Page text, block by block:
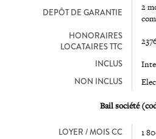
DEPÔT DE GARANTIE
2
HONORAIRES
LOCATAIRES TTC
INCLUS
NON INCLUS
Bail société
LOYER / MOIS CC 1